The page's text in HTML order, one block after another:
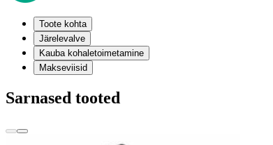
Toote kohta
Järelevalve
Kauba kohaletoimetamine
Makseviisid
Sarnased tooted